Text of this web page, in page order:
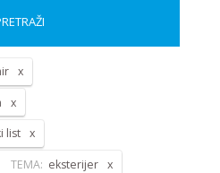
list
TEMA: eksterijer